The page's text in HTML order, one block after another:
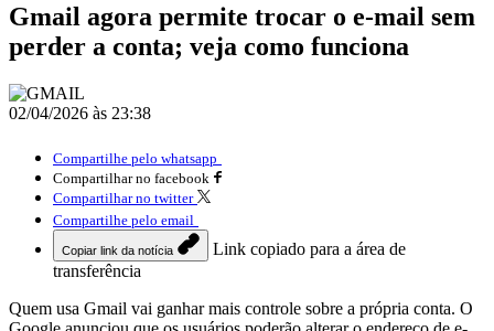
Gmail agora permite trocar o e-mail sem
perder a conta; veja como funciona
02/04/2026 às 23:38
Compartilhe pelo whatsapp
Compartilhar no facebook
Compartilhar no twitter
Compartilhe pelo email
Copiar link da notícia
Link copiado para a área de
transferência
Quem usa Gmail vai ganhar mais controle sobre a própria conta. O